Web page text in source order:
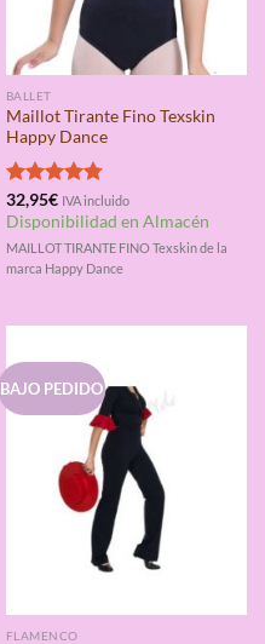
BALLET
Maillot Tirante Fino Texskin
Happy Dance
Valorado
con4.75
32,95€ IVA incluido
Disponibilidad en Almacén
MAILLOT TIRANTE FINO Texskin de la
marca Happy Dance
BAJO PEDIDO
FLAMENCO